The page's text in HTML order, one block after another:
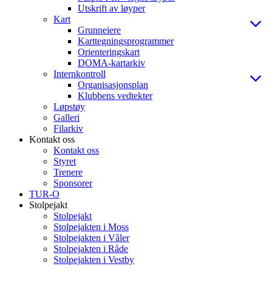
Utskrift av løyper
Kart
Grunneiere
Karttegningsprogrammer
Orienteringskart
DOMA-kartarkiv
Internkontroll
Organisasjonsplan
Klubbens vedtekter
Løpstøy
Galleri
Filarkiv
Kontakt oss
Kontakt oss
Styret
Trenere
Sponsorer
TUR-O
Stolpejakt
Stolpejakt
Stolpejakten i Moss
Stolpejakten i Våler
Stolpejakten i Råde
Stolpejakten i Vestby